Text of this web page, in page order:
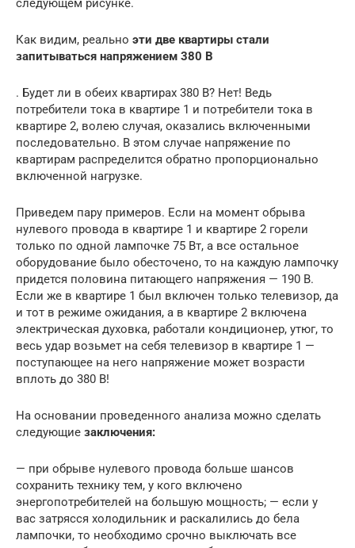
следующем рисунке.
Как видим, реально эти две квартиры стали
запитываться напряжением 380 В
. Будет ли в обеих квартирах 380 В? Нет! Ведь
потребители тока в квартире 1 и потребители тока в
квартире 2, волею случая, оказались включенными
последовательно. В этом случае напряжение по
квартирам распределится обратно пропорционально
включенной нагрузке.
Приведем пару примеров. Если на момент обрыва
нулевого провода в квартире 1 и квартире 2 горели
только по одной лампочке 75 Вт, а все остальное
оборудование было обесточено, то на каждую лампочку
придется половина питающего напряжения — 190 В.
Если же в квартире 1 был включен только телевизор, да
и тот в режиме ожидания, а в квартире 2 включена
электрическая духовка, работали кондиционер, утюг, то
весь удар возьмет на себя телевизор в квартире 1 —
поступающее на него напряжение может возрасти
вплоть до 380 В!
На основании проведенного анализа можно сделать
следующие заключения:
— при обрыве нулевого провода больше шансов
сохранить технику тем, у кого включено
энергопотребителей на большую мощность; — если у
вас затрясся холодильник и раскалились до бела
лампочки, то необходимо срочно выключать все